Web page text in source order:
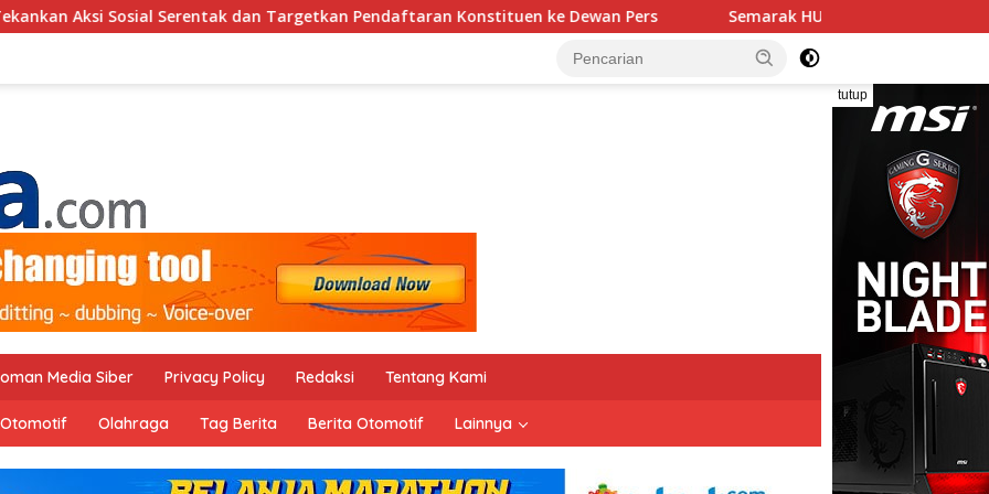
Pendaftaran Konstituen ke Dewan Pers Semarak HUT ke-81 RI, Lapas Kuningan Gelar Fun Walk, Donor
tutup
Media Siber Privacy Policy Redaksi Tentang Kami
Otomotif Olahraga Tag Berita Berita Otomotif Lainnya